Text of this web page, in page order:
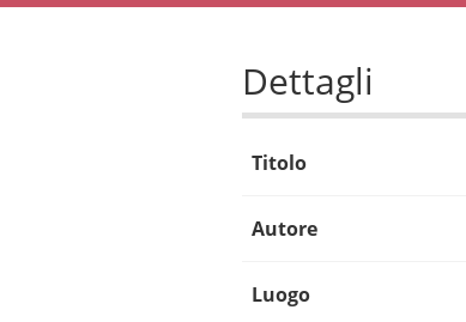
Dettagli
Titolo
Autore
Luogo